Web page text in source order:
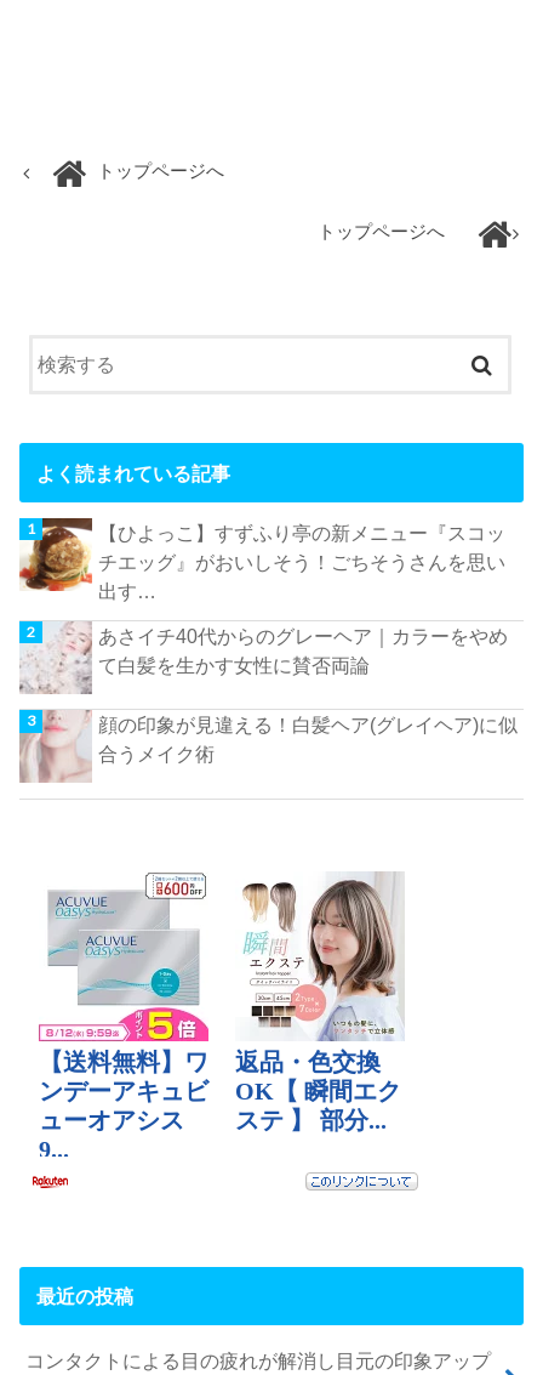
トップページへ
トップページへ
よく読まれている記事
【ひよっこ】すずふり亭の新メニュー『スコッ
チエッグ』がおいしそう！ごちそうさんを思い
出す…
あさイチ40代からのグレーヘア｜カラーをやめ
て白髪を生かす女性に賛否両論
顔の印象が見違える！白髪ヘア(グレイヘア)に似
合うメイク術
最近の投稿
コンタクトによる目の疲れが解消し目元の印象アップ